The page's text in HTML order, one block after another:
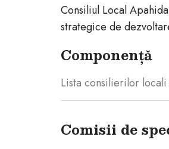
Consiliul Local
strategice de
Componență
Lista consilierilor
Comisii de